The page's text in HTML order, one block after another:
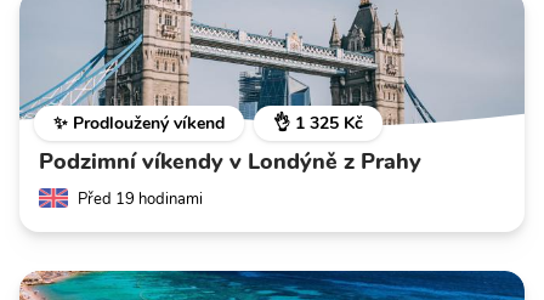
✨ Prodloužený víkend 👌 1 325 Kč
Podzimní víkendy v Londýně z Prahy
Před 19 hodinami